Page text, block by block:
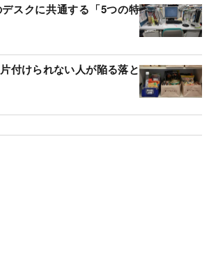
スクに共通する「5つの特
付けられない人が陥る落と